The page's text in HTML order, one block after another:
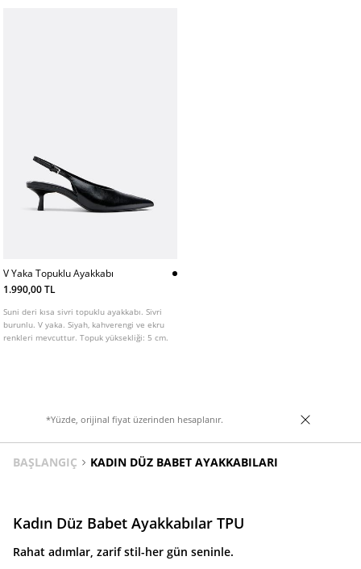
V Yaka Topuklu Ayakkabı
1.990,00 TL
Suni deri kısa sivri topuklu ayakkabı. Sivri
burunlu. V yaka. Siyah, kahverengi ve ekru
renkleri mevcuttur. Topuk yüksekliği: 5 cm.
*Yüzde, orijinal fiyat üzerinden hesaplanır.
BAŞLANGIÇ KADIN DÜZ BABET AYAKKABILARI
Kadın Düz Babet Ayakkabılar TPU
Rahat adımlar, zarif stil-her gün seninle.